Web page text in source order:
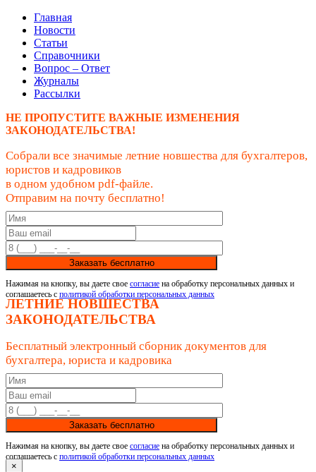
Главная
Новости
Статьи
Справочники
Вопрос – Ответ
Журналы
Рассылки
НЕ ПРОПУСТИТЕ ВАЖНЫЕ ИЗМЕНЕНИЯ
ЗАКОНОДАТЕЛЬСТВА!
Собрали все значимые летние новшества для бухгалтеров,
юристов и кадровиков
в одном удобном pdf-файле.
Отправим на почту бесплатно!
Заказать бесплатно
Нажимая на кнопку, вы даете свое согласие на обработку персональных данных и
соглашаетесь с политикой обработки персональных данных
ЛЕТНИЕ НОВШЕСТВА
ЗАКОНОДАТЕЛЬСТВА
Бесплатный электронный сборник документов для
бухгалтера, юриста и кадровика
Заказать бесплатно
Нажимая на кнопку, вы даете свое согласие на обработку персональных данных и
соглашаетесь с политикой обработки персональных данных
×